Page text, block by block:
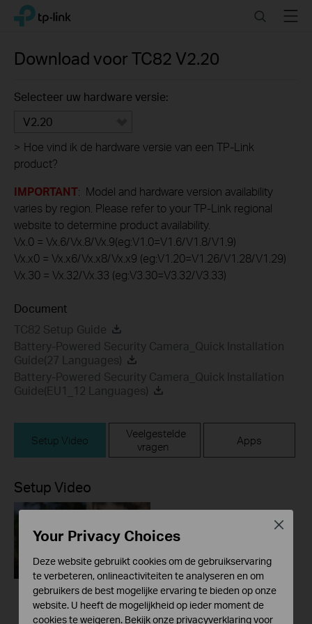
Click
navigation
TP-Link, Reliably Smart SearchMenu
Download voorTC82 V2.20
Selecteer uw hardware versie:
V2.20
> Hoe vind ik de hardware versie van een TP-Link
product?
IMPORTANT: Model and hardware version availability
varies by region. Please refer to your TP-Link regional
website to determine product availability.
Vx.0 = Vx.6/Vx.8/Vx.9(eg:V1.0=V1.6/V1.8/V1.9)
Vx.x0 = Vx.x6/Vx.x8/Vx.x9 (eg:V1.20=V1.26/V1.28/V1.29)
Vx.30 = Vx.32/Vx.33 (eg:V3.30=V3.32/V3.33)
Document
TC82 Setup Guide
Battery-Powered Security Camera_Quick Installation
Guide(27 Languages)
Battery-Powered Security Camera_Quick Installation
Guide(EU1_12 Languages)
Setup Video
Veelgestelde
vragen
Apps
Setup Video
How to Set Up &
Your Privacy Choices
Deze website gebruikt cookies om de gebruikservaring
te verbeteren, onlineactiviteiten te analyseren en om
gebruikers de best mogelijke ervaring te bieden op onze
website. U heeft de mogelijkheid op ieder moment de
cookies te weigeren. Bekijk onze privacyverklaringvoor
Close